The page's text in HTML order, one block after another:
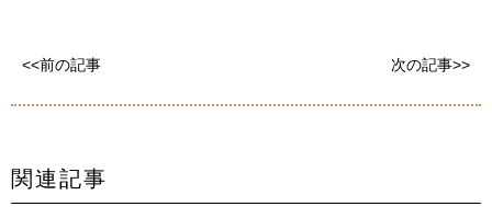
<<前の記事 次の記事>>
関連記事